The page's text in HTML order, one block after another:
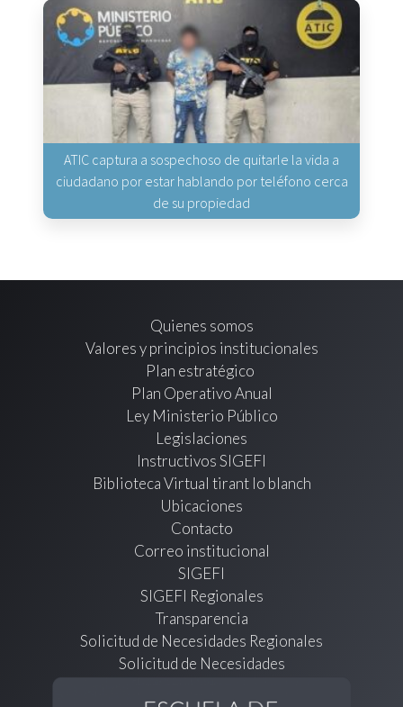
ATIC captura a sospechoso de quitarle la vida a
ciudadano por estar hablando por teléfono cerca
de su propiedad
Quienes somos
Valores y principios institucionales
Plan estratégico
Plan Operativo Anual
Ley Ministerio Público
Legislaciones
Instructivos SIGEFI
Biblioteca Virtual tirant lo blanch
Ubicaciones
Contacto
Correo institucional
SIGEFI
SIGEFI Regionales
Transparencia
Solicitud de Necesidades Regionales
Solicitud de Necesidades